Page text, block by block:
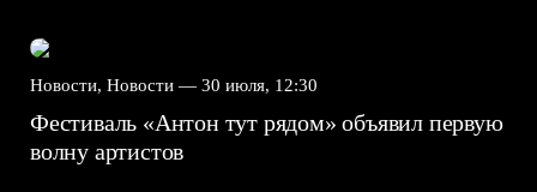
Новости, Новости — 30 июля, 12:30
Фестиваль «Антон тут рядом» объявил первую
волну артистов